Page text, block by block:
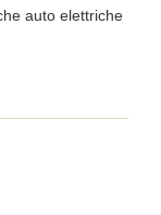
auto elettriche